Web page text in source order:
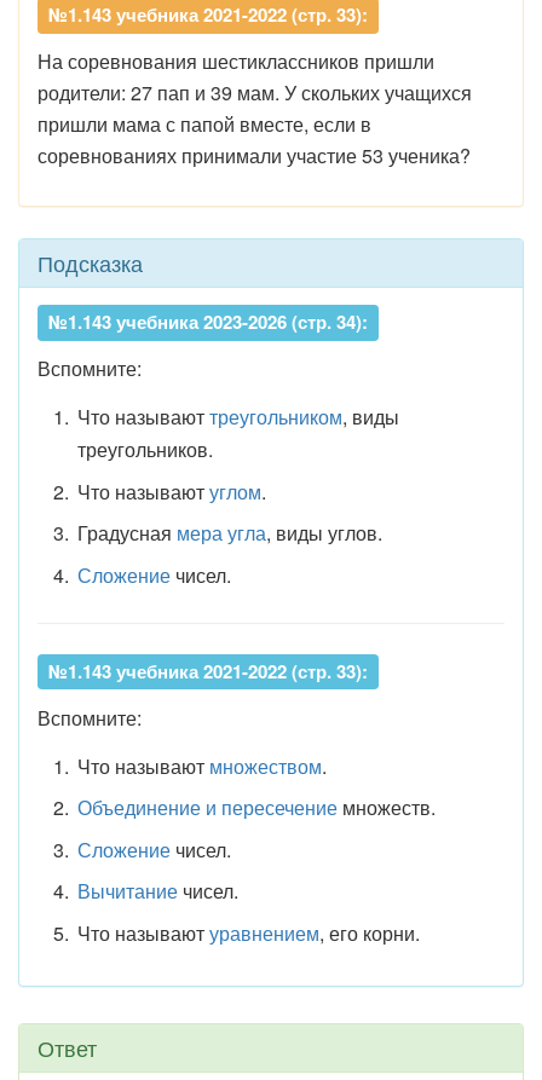
№1.143 учебника 2021-2022 (стр. 33):
На соревнования шестиклассников пришли
родители: 27 пап и 39 мам. У скольких учащихся
пришли мама с папой вместе, если в
соревнованиях принимали участие 53 ученика?
Подсказка
№1.143 учебника 2023-2026 (стр. 34):
Вспомните:
Что называюттреугольником, виды
треугольников.
Что называютуглом.
Градусная мера угла, виды углов.
Сложениечисел.
№1.143 учебника 2021-2022 (стр. 33):
Вспомните:
Что называют множеством.
Объединение и пересечениемножеств.
Сложениечисел.
Вычитаниечисел.
Что называютуравнением, его корни.
Ответ